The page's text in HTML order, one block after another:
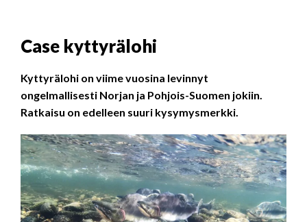
Case kyttyrälohi
Kyttyrälohi on viime vuosina levinnyt
ongelmallisesti Norjan ja Pohjois-Suomen jokiin.
Ratkaisu on edelleen suuri kysymysmerkki.